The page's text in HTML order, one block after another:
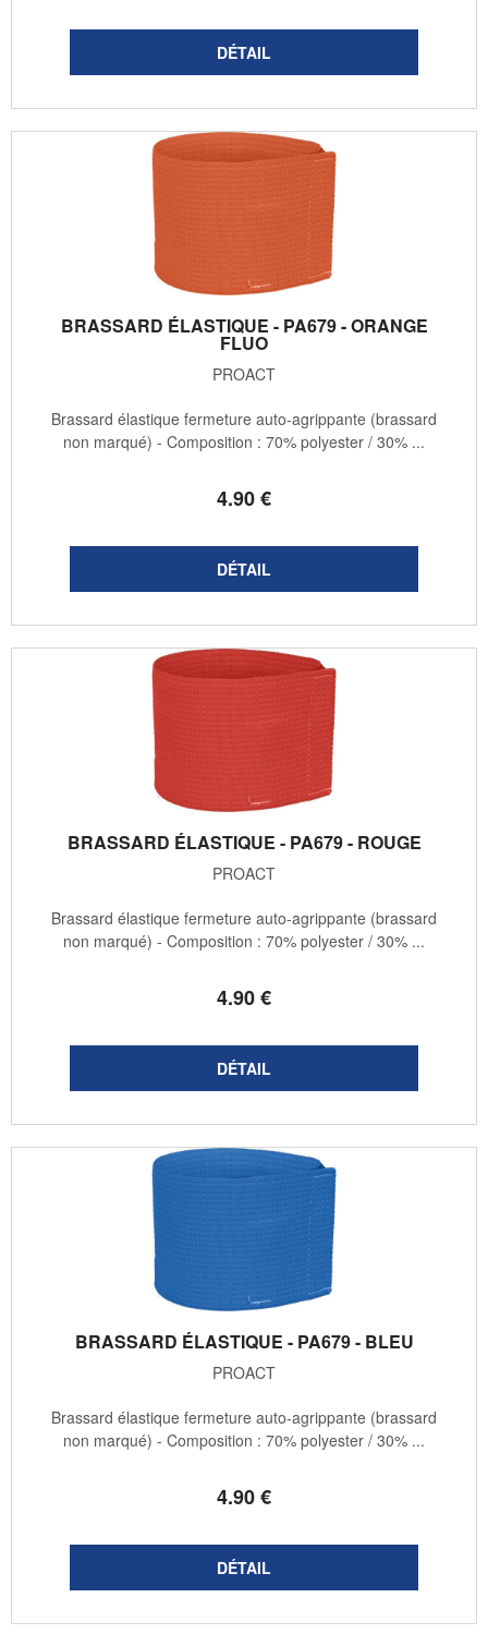
BRASSARD ÉLASTIQUE - PA679 - ORANGE
FLUO
PROACT
4.90€
Brassard élastique fermeture auto-agrippante (brassard
non marqué) - Composition : 70% polyester / 30% ...
BRASSARD ÉLASTIQUE - PA679 - ROUGE
PROACT
4.90€
Brassard élastique fermeture auto-agrippante (brassard
non marqué) - Composition : 70% polyester / 30% ...
BRASSARD ÉLASTIQUE - PA679 - BLEU
PROACT
4.90€
Brassard élastique fermeture auto-agrippante (brassard
non marqué) - Composition : 70% polyester / 30% ...